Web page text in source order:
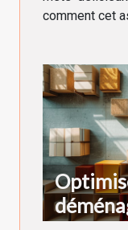
comment cet